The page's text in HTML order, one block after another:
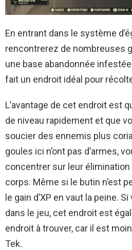
En entrant dans le système
rencontrerez de nombreuses
une base abandonnée
fait un endroit idéal pour
L’avantage de cet endroit est
de niveau rapidement et que
soucier des ennemis plus
goules ici n’ont pas d’armes,
concentrer sur leur élimination
corps. Même si le butin n’est
le gain d’XP en vaut la peine.
dans le jeu, cet endroit est
endroit à trouver, car il est
Tek.